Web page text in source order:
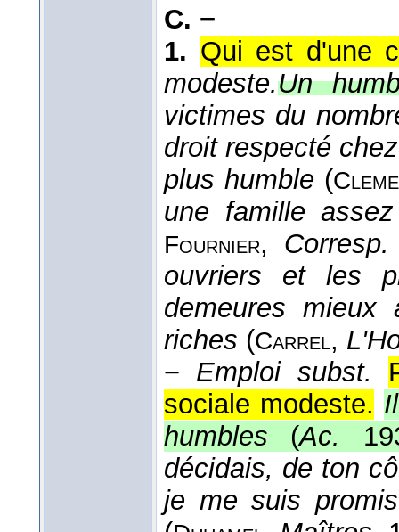
C. −
1. Qui est d'une
modeste.Un
victimes du
droit respecté
plus humble (
une famille
Fournier,
ouvriers et les
demeures mieux
riches (Carrel,
− Emploi subst.
sociale modeste.
humbles (Ac.
décidais, de ton
je me suis